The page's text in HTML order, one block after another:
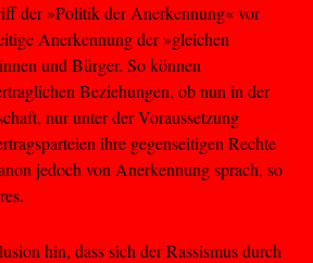
der »Politik der Anerkennung« vor
Anerkennung der »gleichen
und Bürger. So können
Beziehungen, ob nun in der
nur unter der Voraussetzung
ihre gegenseitigen Rechte
jedoch von Anerkennung sprach, so
hin, dass sich der Rassismus durch